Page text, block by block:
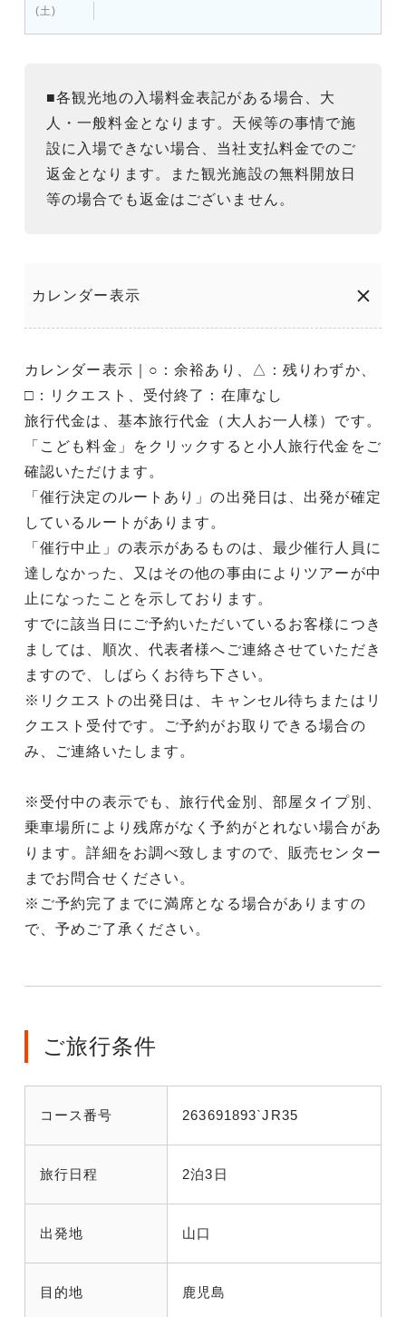
(土)
■各観光地の入場料金表記がある場合、大
人・一般料金となります。天候等の事情で施
設に入場できない場合、当社支払料金でのご
返金となります。また観光施設の無料開放日
等の場合でも返金はございません。
カレンダー表示
カレンダー表示｜○：余裕あり、△：残りわずか、
□：リクエスト、受付終了：在庫なし
旅行代金は、基本旅行代金（大人お一人様）です。
「こども料金」をクリックすると小人旅行代金をご
確認いただけます。
「催行決定のルートあり」の出発日は、出発が確定
しているルートがあります。
「催行中止」の表示があるものは、最少催行人員に
達しなかった、又はその他の事由によりツアーが中
止になったことを示しております。
すでに該当日にご予約いただいているお客様につき
ましては、順次、代表者様へご連絡させていただき
ますので、しばらくお待ち下さい。
※リクエストの出発日は、キャンセル待ちまたはリ
クエスト受付です。ご予約がお取りできる場合の
み、ご連絡いたします。
※受付中の表示でも、旅行代金別、部屋タイプ別、
乗車場所により残席がなく予約がとれない場合があ
ります。詳細をお調べ致しますので、販売センター
までお問合せください。
※ご予約完了までに満席となる場合がありますの
で、予めご了承ください。
ご旅行条件
コース番号 263691893`JR35
旅行日程 2泊3日
出発地 山口
目的地 鹿児島